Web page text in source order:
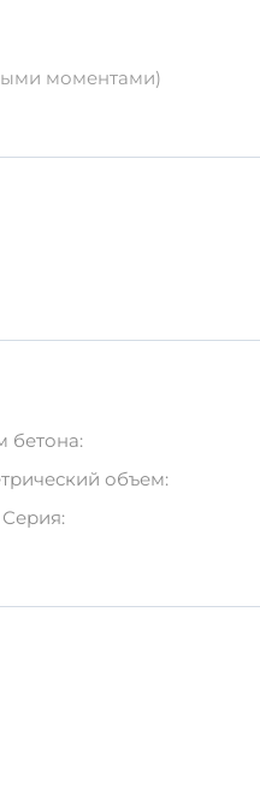
погодным
механические
моментами)
бетона:
объем: